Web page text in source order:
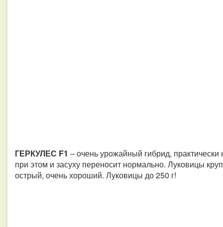
ГЕРКУЛЕС F1 – очень урожайный гибрид,
при этом и засуху переносит нормально. Луковицы
острый, очень хороший. Луковицы до 250 г!